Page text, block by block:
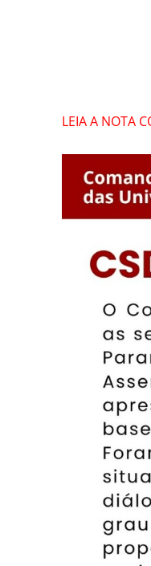
LEIA A NOTA